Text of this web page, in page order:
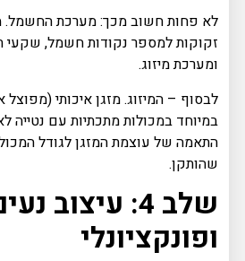
לא פחות חשוב מכך: מערכת החשמל.
זקוקות למספר נקודות חשמל, שקעי
ומערכת מיזוג.
לבסוף – המיזוג. מזגן איכותי (מפוצל
במיוחד במכולות מתכתיות עם נטייה
התאמה של עוצמת המזגן לגודל
שהותקן.
שלב 4: עיצוב
ופונקציונלי